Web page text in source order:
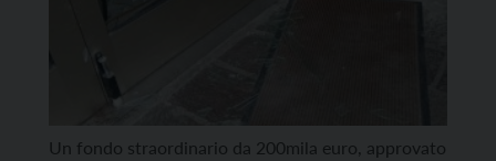
Un fondo straordinario da 200mila euro, approvato